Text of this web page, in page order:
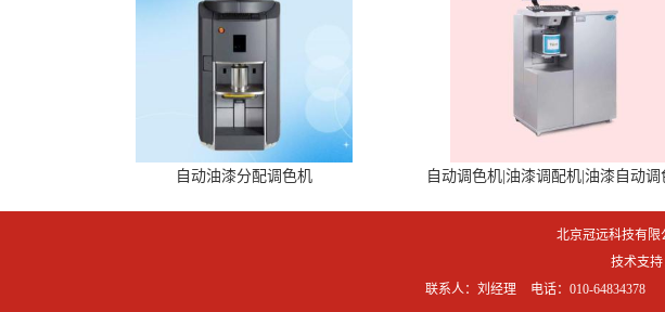
自动油漆分配调色机 自动调色机|油漆调配机|油漆自动调
北京冠远科技有限
技术支持
联系人：刘经理
电话：010-64834378